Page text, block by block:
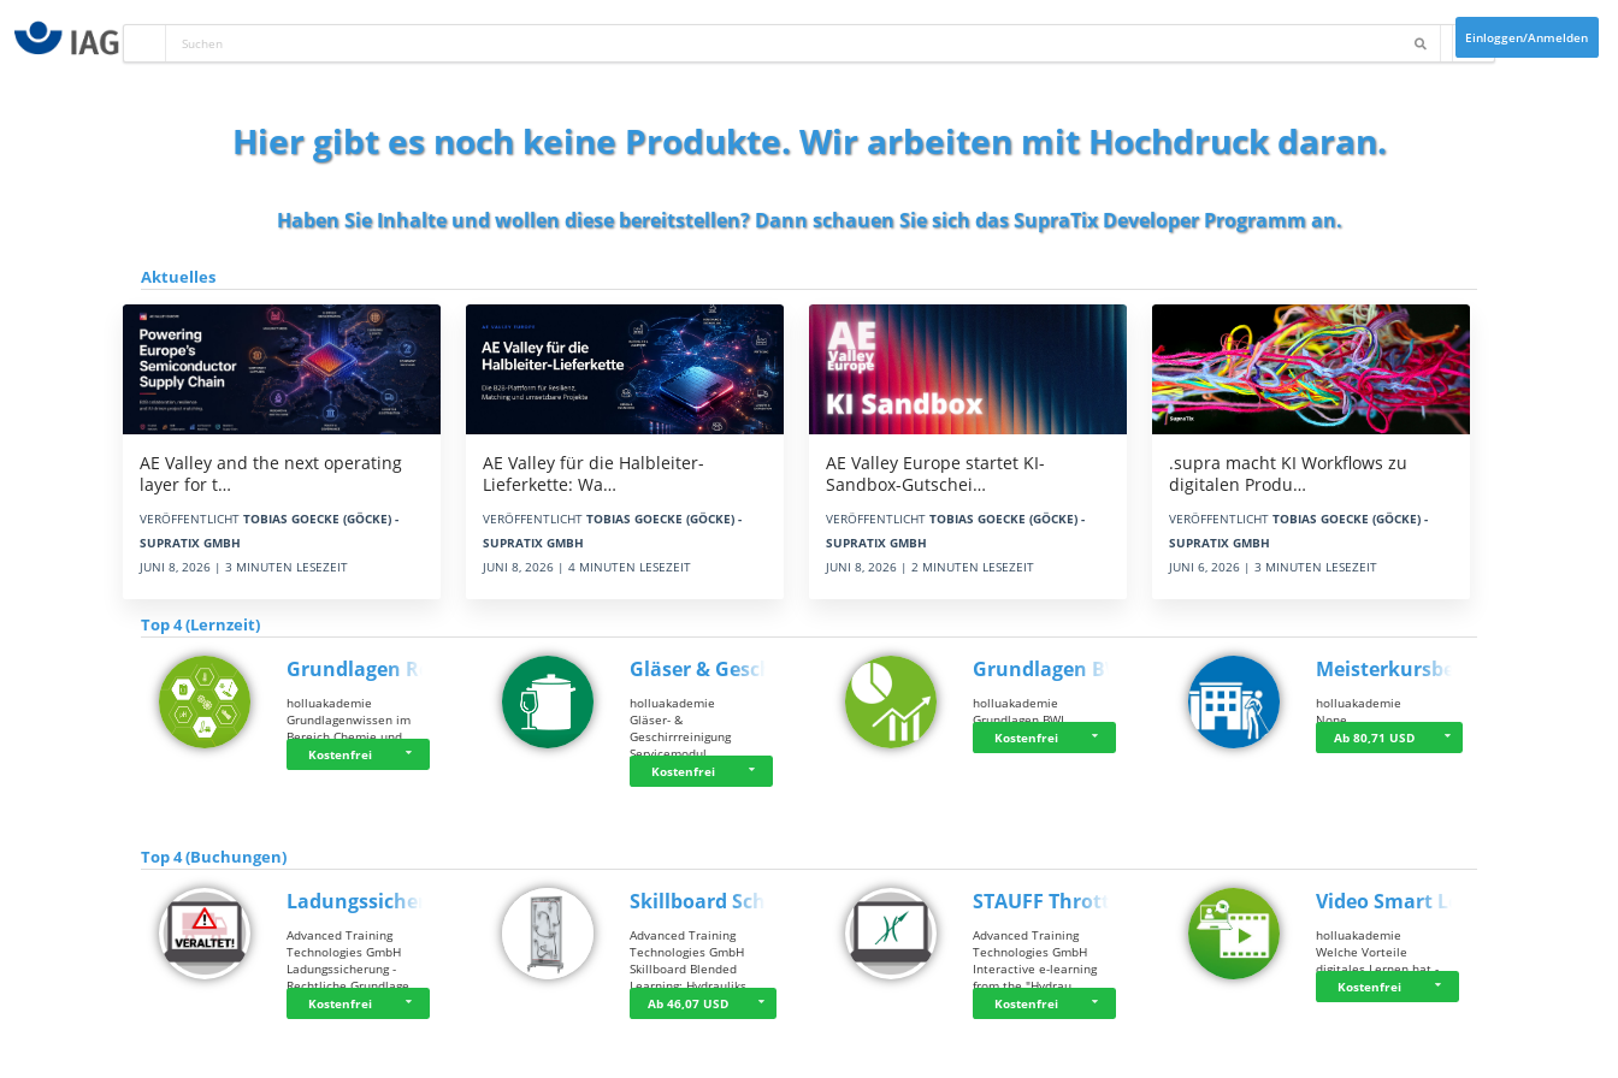
Einloggen/Anmelden
Hier gibt es noch keine Produkte. Wir arbeiten mit Hochdruck daran.
Haben Sie Inhalte und wollen diese bereitstellen? Dann schauen Sie sich dasSupraTix Developer Programman.
Aktuelles
AE Valley and the next operating
layer for t…
VERÖFFENTLICHT TOBIAS GOECKE (GÖCKE) -
SUPRATIX GMBH
JUNI 8, 2026 | 3 MINUTEN LESEZEIT
AE Valley für die Halbleiter-
Lieferkette: Wa…
VERÖFFENTLICHT TOBIAS GOECKE (GÖCKE) -
SUPRATIX GMBH
JUNI 8, 2026 | 4 MINUTEN LESEZEIT
AE Valley Europe startet KI-
Sandbox-Gutschei…
VERÖFFENTLICHT TOBIAS GOECKE (GÖCKE) -
SUPRATIX GMBH
JUNI 8, 2026 | 2 MINUTEN LESEZEIT
.supra macht KI Workflows zu
digitalen Produ…
VERÖFFENTLICHT TOBIAS GOECKE (GÖCKE) -
SUPRATIX GMBH
JUNI 6, 2026 | 3 MINUTEN LESEZEIT
Top 4 (Lernzeit)
Grundlagen Rein…
holluakademie
Grundlagenwissen im
Bereich Chemie und …
Kostenfrei
Gläser & Geschi…
holluakademie
Gläser- &
Geschirrreinigung
Servicemodul
Kostenfrei
Grundlagen BWL
holluakademie
Grundlagen BWL
Kostenfrei
Meisterkursbegl…
holluakademie
None
Ab 80,71 USD
Top 4 (Buchungen)
Ladungssicherung
Advanced Training
Technologies GmbH
Ladungssicherung -
Rechtliche Grundlage…
Kostenfrei
Skillboard Schl…
Advanced Training
Technologies GmbH
Skillboard Blended
Learning: Hydrauliks…
Ab 46,07 USD
STAUFF Throttle…
Advanced Training
Technologies GmbH
Interactive e-learning
from the "Hydrau…
Kostenfrei
Video Smart Lea…
holluakademie
Welche Vorteile
digitales Lernen hat - …
Kostenfrei